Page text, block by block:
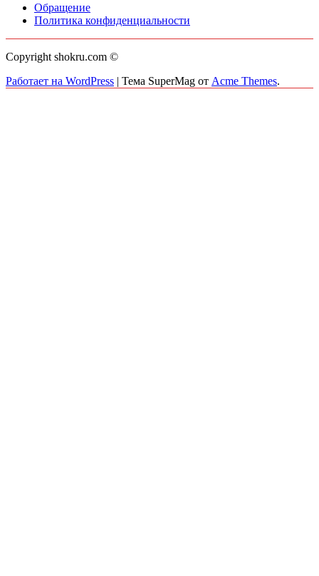
Обращение
Политика конфиденциальности
Copyright shokru.com ©
Работает на WordPress | Тема SuperMag от Acme Themes.